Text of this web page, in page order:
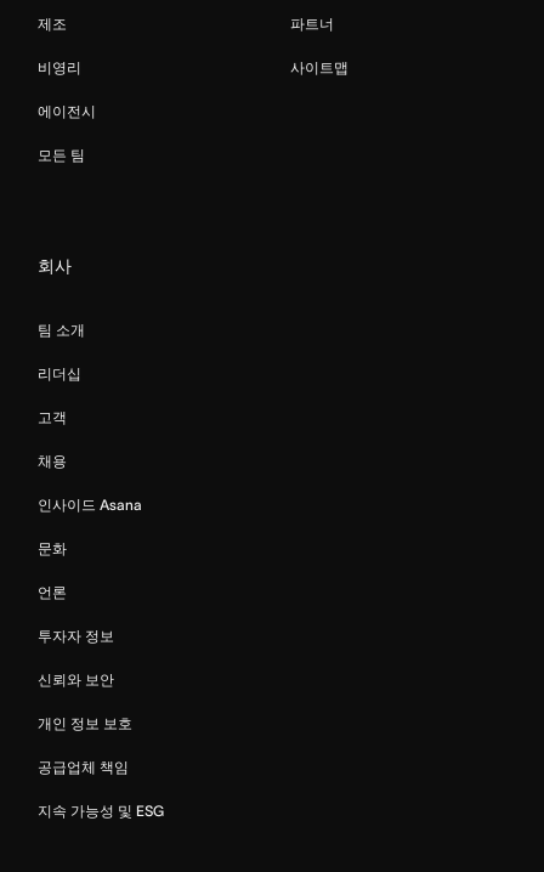
제조
비영리
에이전시
모든 팀
파트너
사이트맵
회사
팀 소개
리더십
고객
채용
인사이드 Asana
문화
언론
투자자 정보
신뢰와 보안
개인 정보 보호
공급업체 책임
지속 가능성 및 ESG